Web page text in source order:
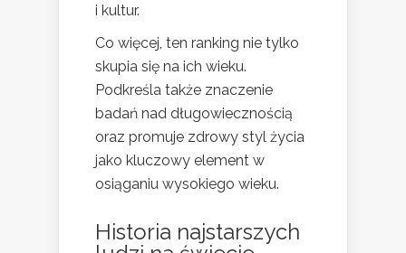
i kultur.
Co więcej, ten ranking nie tylko
skupia się na ich wieku.
Podkreśla także znaczenie
badań nad długowiecznością
oraz promuje zdrowy styl życia
jako kluczowy element w
osiąganiu wysokiego wieku.
Historia najstarszych